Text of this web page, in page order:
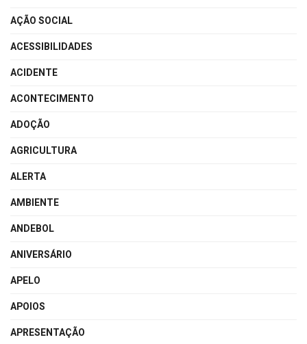
AÇÃO SOCIAL
ACESSIBILIDADES
ACIDENTE
ACONTECIMENTO
ADOÇÃO
AGRICULTURA
ALERTA
AMBIENTE
ANDEBOL
ANIVERSÁRIO
APELO
APOIOS
APRESENTAÇÃO